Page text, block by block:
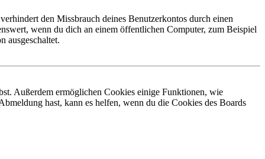
den Missbrauch deines Benutzerkontos durch einen
wenn du dich an einem öffentlichen Computer, zum Beispiel
ausgeschaltet.
Außerdem ermöglichen Cookies einige Funktionen, wie
hast, kann es helfen, wenn du die Cookies des Boards